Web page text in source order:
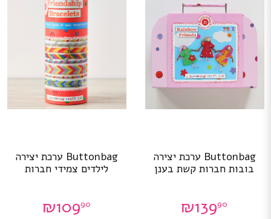
Buttonbag ערכת יצירה
בובות חברות קשת בענן
₪13990
Buttonbag ערכת יצירה
לילדים צמידי חברות
₪10990